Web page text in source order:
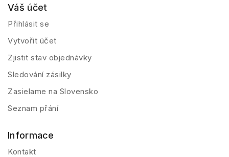
Váš účet
Přihlásit se
Vytvořit účet
Zjistit stav objednávky
Sledování zásilky
Zasielame na Slovensko
Seznam přání
Informace
Kontakt